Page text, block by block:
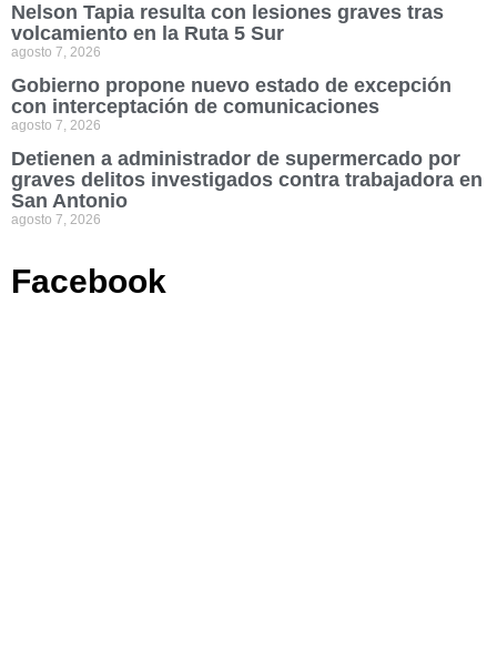
Nelson Tapia resulta con lesiones graves tras
volcamiento en la Ruta 5 Sur
agosto 7, 2026
Gobierno propone nuevo estado de excepción
con interceptación de comunicaciones
agosto 7, 2026
Detienen a administrador de supermercado por
graves delitos investigados contra trabajadora en
San Antonio
agosto 7, 2026
Facebook